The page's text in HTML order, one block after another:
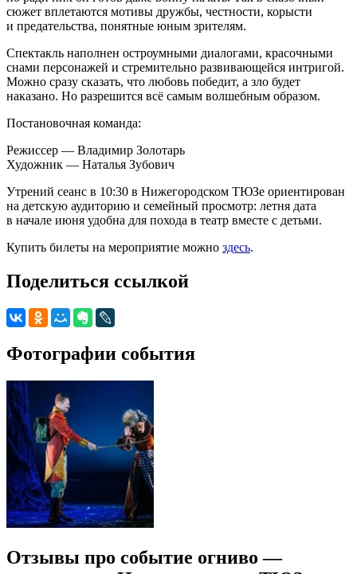
сюжет вплетаются мотивы дружбы, честности, корысти
и предательства, понятные юным зрителям.
Спектакль наполнен остроумными диалогами, красочными
снами персонажей и стремительно развивающейся интригой.
Можно сразу сказать, что любовь победит, а зло будет
наказано. Но разрешится всё самым волшебным образом.
Постановочная команда:
Режиссер — Владимир Золотарь
Художник — Наталья Зубович
Утрений сеанс в 10:30 в Нижегородском ТЮЗе ориентирован
на детскую аудиторию и семейный просмотр: летня дата
в начале июня удобна для похода в театр вместе с детьми.
Купить билеты на мероприятие можно здесь.
Поделиться ссылкой
Фотографии события
Отзывы про событие огниво —